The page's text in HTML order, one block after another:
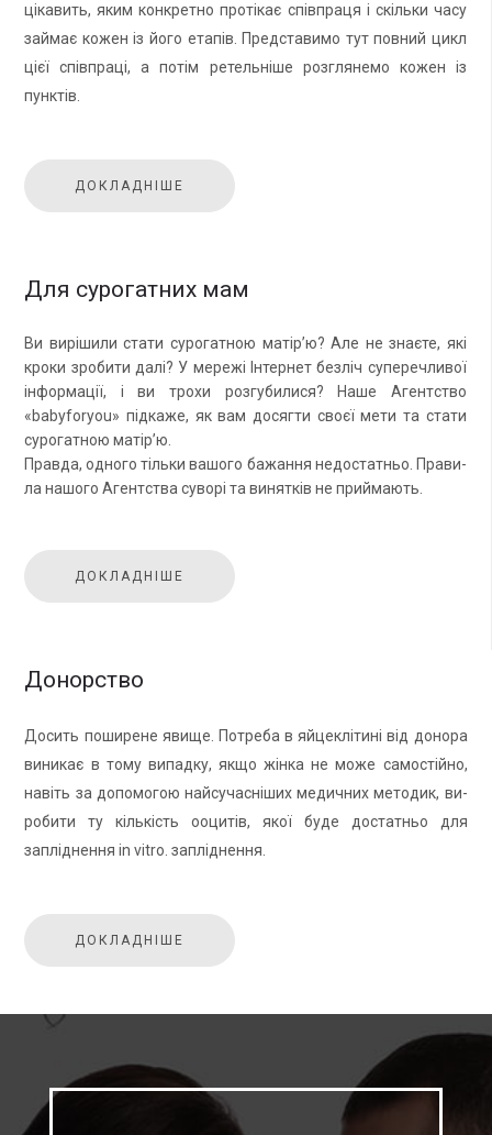
ціка­вить, яким кон­крет­но протікає співпра­ця і скільки часу
займає кожен із його етапів. Пред­ста­ви­мо тут по­в­ний цикл
цієї співпраці, а потім ре­тельніше роз­г­ля­не­мо кожен із
пунктів.
ДОКЛАДНІШЕ
Для сурогатних мам
Ви вирішили стати су­ро­гат­ною матір’ю? Але не знаєте, які
кроки зро­би­ти далі? У мережі Інтер­нет безліч су­переч­ли­вої
інфор­мації, і ви трохи роз­гу­би­ли­ся? Наше Агент­ство
«babyforyou» підкаже, як вам до­сяг­ти своєї мети та стати
су­ро­гат­ною матір’ю.
Прав­да, од­но­го тільки ва­шо­го ба­жан­ня недо­стат­ньо. Пра­ви­
ла на­шо­го Агент­ства суворі та ви­нятків не прий­ма­ють.
ДОКЛАДНІШЕ
Донорство
До­сить по­ши­рене явище. По­тре­ба в яй­це­клітині від до­но­ра
ви­ни­кає в тому ви­пад­ку, якщо жінка не може са­мостійно,
навіть за до­по­мо­гою най­су­часніших ме­дич­них ме­то­дик, ви­
ро­би­ти ту кількість ооцитів, якої буде до­стат­ньо для
запліднен­ня in vitro. запліднен­ня.
ДОКЛАДНІШЕ